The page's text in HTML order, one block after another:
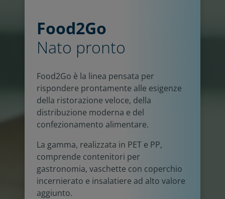
Food2Go
Nato pronto
Food2Go è la linea pensata per
rispondere prontamente alle esigenze
della ristorazione veloce, della
distribuzione moderna e del
confezionamento alimentare.
La gamma, realizzata in PET e PP,
comprende contenitori per
gastronomia, vaschette con coperchio
incernierato e insalatiere ad alto valore
aggiunto.